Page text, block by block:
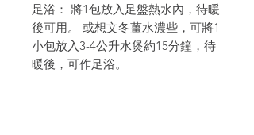
足浴： 將1包放入足盤熱水內，待暖
後可用。 或想文冬薑水濃些，可將1
小包放入3-4公升水煲約15分鐘，待
暖後，可作足浴。